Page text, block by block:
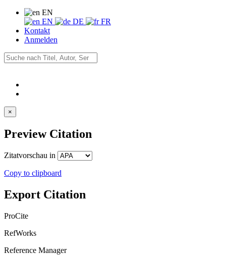
EN
EN
DE
FR
Kontakt
Anmelden
×
Preview Citation
Zitatvorschau in
Copy to clipboard
Export Citation
ProCite
RefWorks
Reference Manager